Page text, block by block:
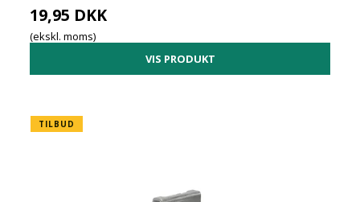
19,95 DKK
(ekskl. moms)
VIS PRODUKT
TILBUD